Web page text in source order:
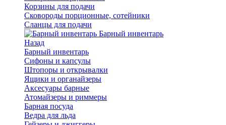
Корзины для подачи
Сковороды порционные, сотейники
Сланцы для подачи
Барный инвентарь
Назад
Барный инвентарь
Сифоны и капсулы
Штопоры и открывалки
Ящики и органайзеры
Аксесуары барные
Атомайзеры и риммеры
Барная посуда
Ведра для льда